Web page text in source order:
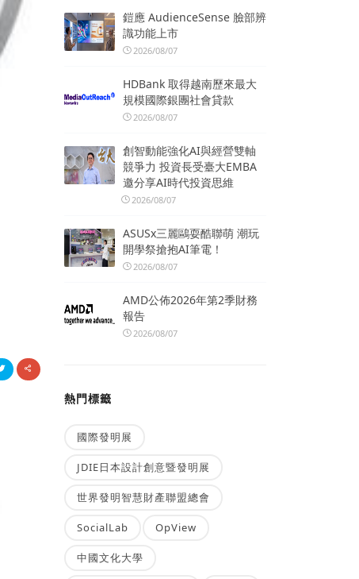
鎧應 AudienceSense 臉部辨
識功能上市
2026/08/07
HDBank 取得越南歷來最大
規模國際銀團社會貸款
2026/08/07
創智動能強化AI與經營雙軸
競爭力 投資長受臺大EMBA
邀分享AI時代投資思維
2026/08/07
ASUSx三麗鷗耍酷聯萌 潮玩
開學祭搶抱AI筆電！
2026/08/07
AMD公佈2026年第2季財務
報告
2026/08/07
熱門標籤
國際發明展
JDIE日本設計創意暨發明展
世界發明智慧財產聯盟總會
SocialLab OpView
中國文化大學